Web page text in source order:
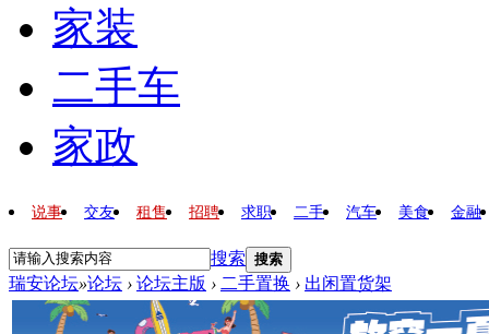
家装
二手车
家政
说事 交友 租售 招聘 求职 二手 汽车 美食 金融
搜索 搜索
瑞安论坛»论坛 › 论坛主版 › 二手置换 › 出闲置货架